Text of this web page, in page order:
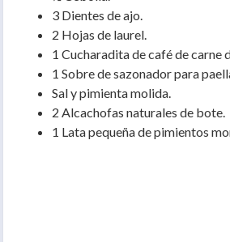
3 Dientes de ajo.
2 Hojas de laurel.
1 Cucharadita de café de carne
1 Sobre de sazonador para
Sal y pimienta molida.
2 Alcachofas naturales de bote.
1 Lata pequeña de pimientos